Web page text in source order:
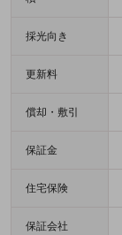
採光向き
更新料
償却・敷引
保証金
住宅保険
保証会社